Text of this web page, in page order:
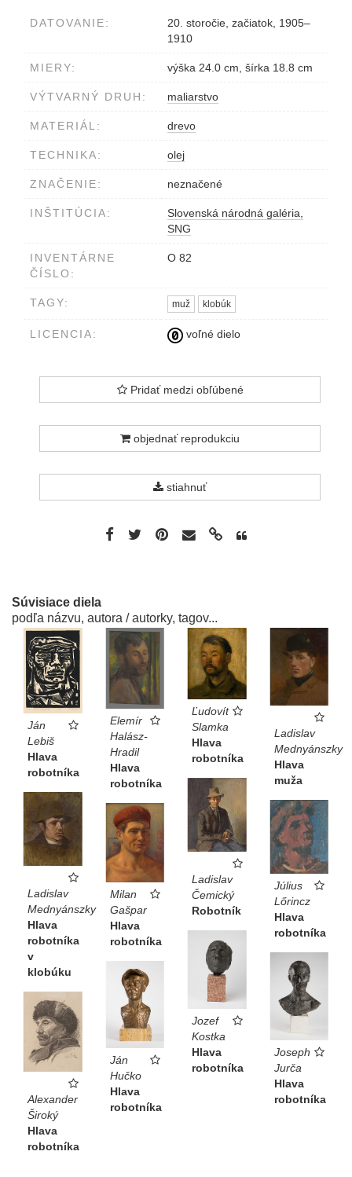
DATOVANIE:
20. storočie, začiatok, 1905–
1910
MIERY: výška 24.0 cm, šírka 18.8 cm
VÝTVARNÝ DRUH: maliarstvo
MATERIÁL: drevo
TECHNIKA: olej
ZNAČENIE: neznačené
INŠTITÚCIA:
Slovenská národná galéria,
SNG
INVENTÁRNE
ČÍSLO:
O 82
TAGY: muž klobúk
LICENCIA: voľné dielo
Pridať medzi obľúbené
objednať reprodukciu
stiahnuť
Súvisiace diela
podľa názvu, autora / autorky, tagov...
Ján
Lebiš
Hlava
robotníka
Elemír
Halász-
Hradil
Hlava
robotníka
Ľudovít
Slamka
Hlava
robotníka
Ladislav
Mednyánszky
Hlava
muža
Ladislav
Čemický
Robotník
Ladislav
Mednyánszky
Hlava
robotníka
v
klobúku
Július
Lőrincz
Hlava
robotníka
Milan
Gašpar
Hlava
robotníka
Jozef
Kostka
Hlava
robotníka
Joseph
Jurča
Hlava
robotníka
Ján
Hučko
Hlava
robotníka
Alexander
Široký
Hlava
robotníka